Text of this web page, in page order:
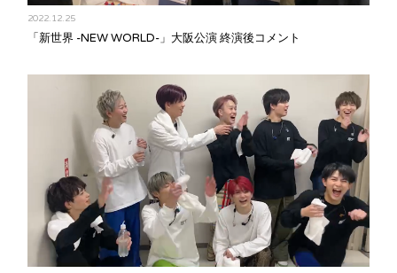
2022.12.25
「新世界 -NEW WORLD-」大阪公演 終演後コメント